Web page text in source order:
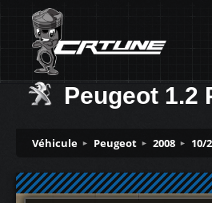
Peugeot 1.2
Véhicule Peugeot 2008 10/